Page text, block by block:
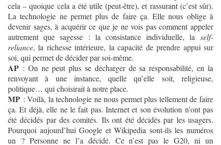
cela – quoique cela a été utile (peut-être), et rassurant (c’est sûr).
La technologie ne permet plus de faire ça. Elle nous oblige à
devenir sages, à acquérir ce que je ne vois pas comment appeler
autrement que sagesse : la consistance individuelle, la self-
reliance, la richesse intérieure, la capacité de prendre appui sur
soi, qui permet de décider par soi-même.
AP : On ne peut plus se décharger de sa responsabilité, en la
renvoyant à une instance, quelle qu’elle soit, religieuse,
politique… qui choisirait à notre place.
MP : Voilà, la technologie ne nous permet plus tellement de faire
ça. Et déjà, elle ne le fait pas. Internet et son évolution n’ont pas
été décidés par des comités. Ils ont été décidés par les usagers.
Pourquoi aujourd’hui Google et Wikipedia sont-ils les numéros
un ? Personne ne l’a décidé. Ce n’est pas le G20, ni un